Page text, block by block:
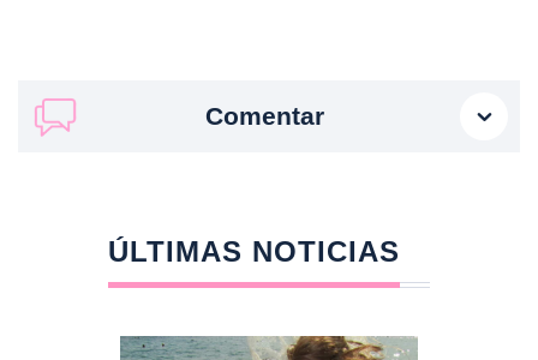
Comentar
ÚLTIMAS NOTICIAS